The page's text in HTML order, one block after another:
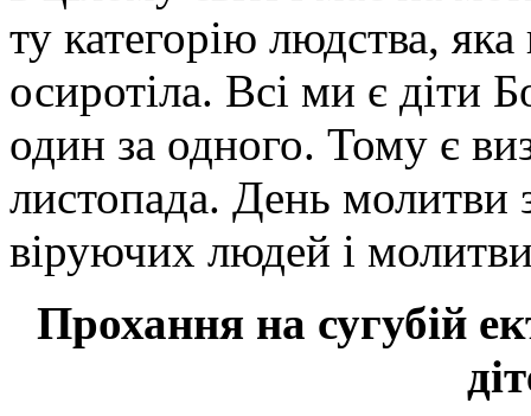
ту категорію людства,
осиротіла. Всі ми є діти
один за одного. Тому є
листопада. День молитви
віруючих людей і
Прохання на сугубій